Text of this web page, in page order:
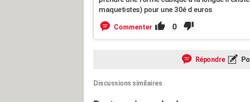
maquetistes) pour une 30é d euros
Commenter 0
Répondre
Discussions similaires